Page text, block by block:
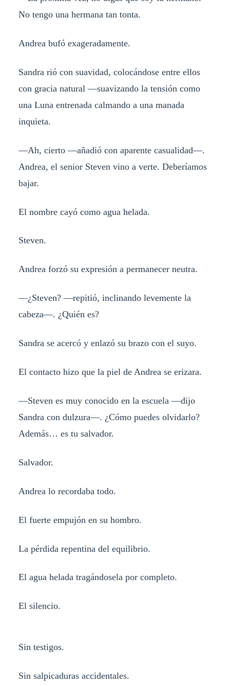
No tengo una hermana tan tonta.
Andrea bufó exageradamente.
Sandra rió con suavidad, colocándose entre ellos
con gracia natural —suavizando la tensión como
una Luna entrenada calmando a una manada
inquieta.
—Ah, cierto —añadió con aparente casualidad—.
Andrea, el senior Steven vino a verte. Deberíamos
bajar.
El nombre cayó como agua helada.
Steven.
Andrea forzó su expresión a permanecer neutra.
—¿Steven? —repitió, inclinando levemente la
cabeza—. ¿Quién es?
Sandra se acercó y enlazó su brazo con el suyo.
El contacto hizo que la piel de Andrea se erizara.
—Steven es muy conocido en la escuela —dijo
Sandra con dulzura—. ¿Cómo puedes olvidarlo?
Además… es tu salvador.
Salvador.
Andrea lo recordaba todo.
El fuerte empujón en su hombro.
La pérdida repentina del equilibrio.
El agua helada tragándosela por completo.
El silencio.
Sin testigos.
Sin salpicaduras accidentales.